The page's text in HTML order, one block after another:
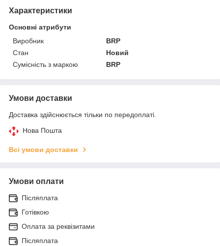
Характеристики
Основні атрибути
Виробник
BRP
Стан
Новий
Сумісність з маркою
BRP
Умови доставки
Доставка здійснюється тільки по передоплаті.
Нова Пошта
Всі умови доставки
Умови оплати
Післяплата
Готівкою
Оплата за реквізитами
Післяплата